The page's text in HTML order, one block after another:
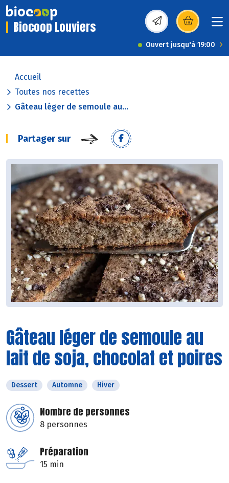
Biocoop Louviers (s’ouvre dans une
Ouvert jusqu'à 19:00
Accueil
Toutes nos recettes
Gâteau léger de semoule au...
Partager sur
Gâteau léger de semoule au
lait de soja, chocolat et poires
Dessert Automne Hiver
Nombre de personnes
8 personnes
Préparation
15 min